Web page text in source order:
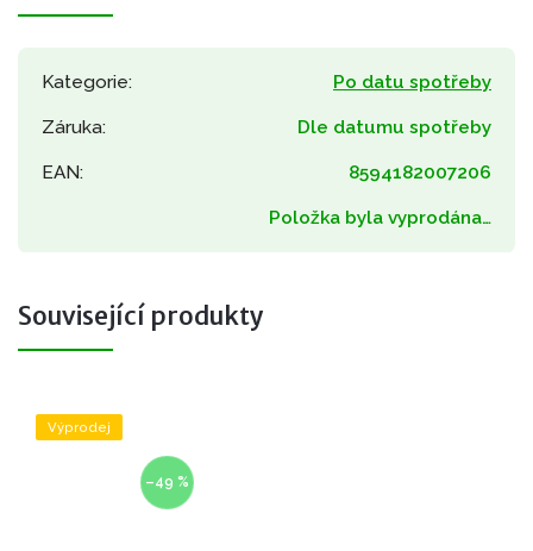
Kategorie: Po datu spotřeby
Záruka: Dle datumu spotřeby
EAN: 8594182007206
Položka byla vyprodána…
Související produkty
Výprodej
–49 %